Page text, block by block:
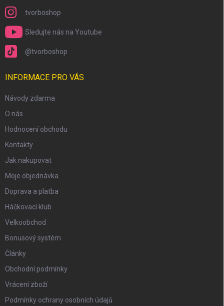
tvorboshop
Sledujte nás na Youtube
@tvorboshop
INFORMACE PRO VÁS
Návody zdarma
O nás
Hodnocení obchodu
Kontakty
Jak nakupovat
Moje objednávka
Doprava a platba
Háčkovací klub
Velkoobchod
Bonusový systém
Články
Obchodní podmínky
Vrácení zboží
Podmínky ochrany osobních údajů